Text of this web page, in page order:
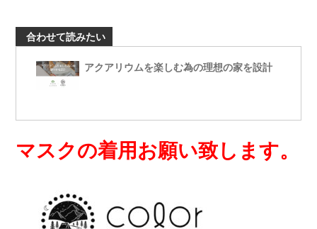
合わせて読みたい
アクアリウムを楽しむ為の理想の家を設計
マスクの着用お願い致します。